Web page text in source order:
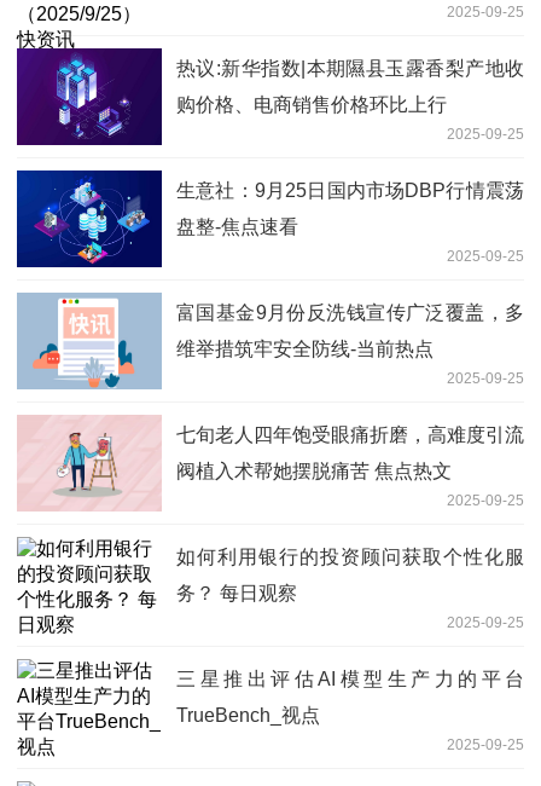
2025-09-25
热议:新华指数|本期隰县玉露香梨产地收
购价格、电商销售价格环比上行
2025-09-25
生意社：9月25日国内市场DBP行情震荡
盘整-焦点速看
2025-09-25
富国基金9月份反洗钱宣传广泛覆盖，多
维举措筑牢安全防线-当前热点
2025-09-25
七旬老人四年饱受眼痛折磨，高难度引流
阀植入术帮她摆脱痛苦 焦点热文
2025-09-25
如何利用银行的投资顾问获取个性化服
务？ 每日观察
2025-09-25
三星推出评估AI模型生产力的平台
TrueBench_视点
2025-09-25